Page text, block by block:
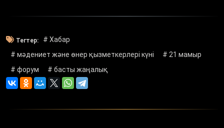
Тегтер:
# Хабар
# мәдениет және өнер қызметкерлері күні
# 21 мамыр
# форум
# басты жаңалық